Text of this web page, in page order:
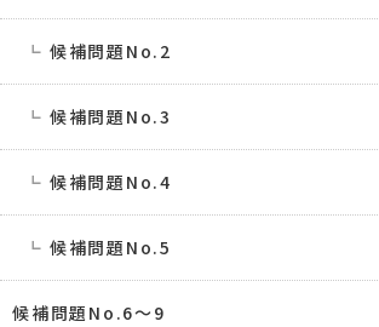
候補問題No.2
候補問題No.3
候補問題No.4
候補問題No.5
候補問題No.6〜9